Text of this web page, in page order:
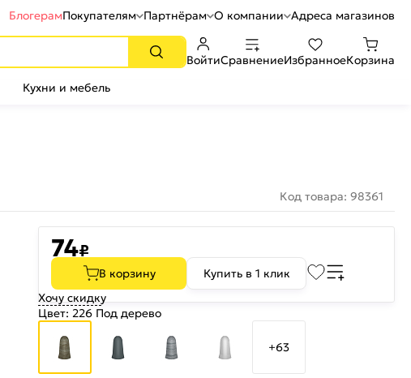
БлогерамПокупателям Партнёрам О компании Адреса магазинов
ВойтиСравнениеИзбранноеКорзина
Кухни и мебель
Код товара: 98361
74₽
В корзину
Купить в 1 клик
Хочу скидку
Цвет: 226 Под дерево
+63